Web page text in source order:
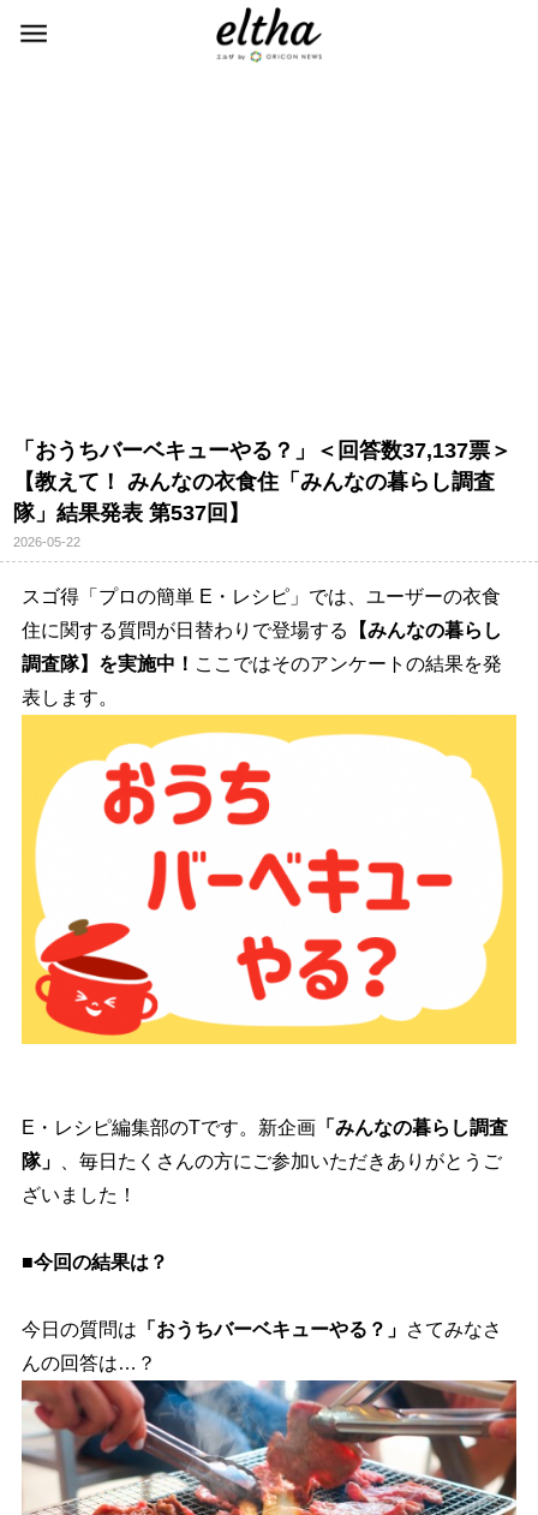
「おうちバーベキューやる？」＜回答数37,137票＞
【教えて！ みんなの衣食住「みんなの暮らし調査
隊」結果発表 第537回】
2026-05-22
スゴ得「プロの簡単 E・レシピ」では、ユーザーの衣食
住に関する質問が日替わりで登場する
【みんなの暮らし
調査隊】を実施中！ ここではそのアンケートの結果を発
表します。
E・レシピ編集部のTです。新企画「みんなの暮らし調査
隊」
、毎日たくさんの方にご参加いただきありがとうご
ざいました！
■今回の結果は？
今日の質問は 「おうちバーベキューやる？」 さてみなさ
んの回答は…？